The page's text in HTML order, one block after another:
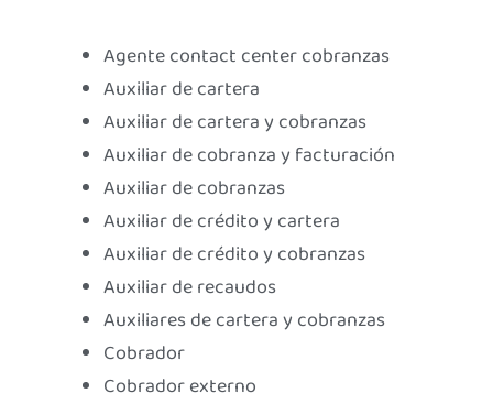
Agente contact center cobranzas
Auxiliar de cartera
Auxiliar de cartera y cobranzas
Auxiliar de cobranza y facturación
Auxiliar de cobranzas
Auxiliar de crédito y cartera
Auxiliar de crédito y cobranzas
Auxiliar de recaudos
Auxiliares de cartera y cobranzas
Cobrador
Cobrador externo